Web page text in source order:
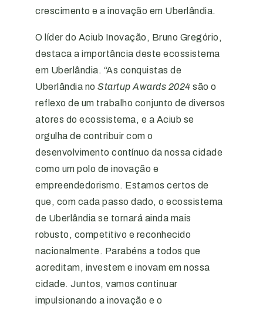
crescimento e a inovação em Uberlândia.
O líder do Aciub Inovação, Bruno Gregório,
destaca a importância deste ecossistema
em Uberlândia. “As conquistas de
Uberlândia no Startup Awards 2024 são o
reflexo de um trabalho conjunto de diversos
atores do ecossistema, e a Aciub se
orgulha de contribuir com o
desenvolvimento contínuo da nossa cidade
como um polo de inovação e
empreendedorismo. Estamos certos de
que, com cada passo dado, o ecossistema
de Uberlândia se tornará ainda mais
robusto, competitivo e reconhecido
nacionalmente. Parabéns a todos que
acreditam, investem e inovam em nossa
cidade. Juntos, vamos continuar
impulsionando a inovação e o